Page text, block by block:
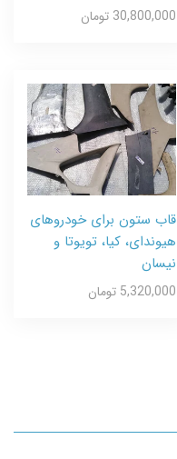
30,800,000 تومان
قاب ستون برای خودروهای
هیوندای، کیا، تویوتا و
نیسان
5,320,000 تومان